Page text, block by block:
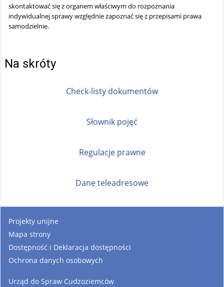
skontaktować się z organem właściwym do rozpoznania
indywidualnej sprawy względnie zapoznać się z przepisami prawa
samodzielnie.
Na skróty
Check-listy dokumentów
Słownik pojęć
Regulacje prawne
Dane teleadresowe
Projekty unijne
Mapa strony
Dostępność i Deklaracja dostępności
Ochrona danych osobowych
Urząd do Spraw Cudzoziemców